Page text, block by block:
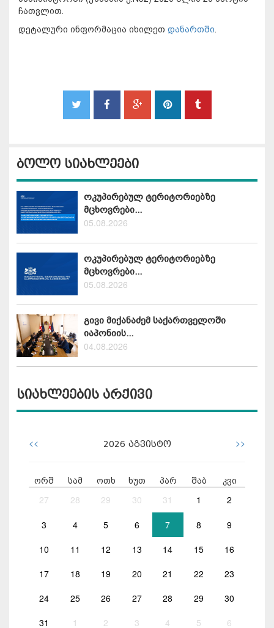
ჩათვლით.
დეტალური ინფორმაცია იხილეთ დანართში.
ბოლო სიახლეები
ოკუპირებულ ტერიტორიებზე
მცხოვრები...
05.08.2026
ოკუპირებულ ტერიტორიებზე
მცხოვრები...
05.08.2026
გივი მიქანაძემ საქართველოში
იაპონიის...
04.08.2026
სიახლეების არქივი
<< 2026 აგვისტო >>
ორშ სამ ოთხ ხუთ პარ შაბ კვი
27 28 29 30 31 1 2
3 4 5 6 7 8 9
10 11 12 13 14 15 16
17 18 19 20 21 22 23
24 25 26 27 28 29 30
31 1 2 3 4 5 6